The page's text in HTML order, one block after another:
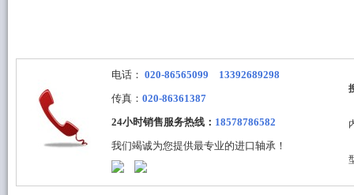
电话： 020-86565099 13392689298
传真： 020-86361387
24小时销售服务热线： 18578786582
我们竭诚为您提供最专业的进口轴承！